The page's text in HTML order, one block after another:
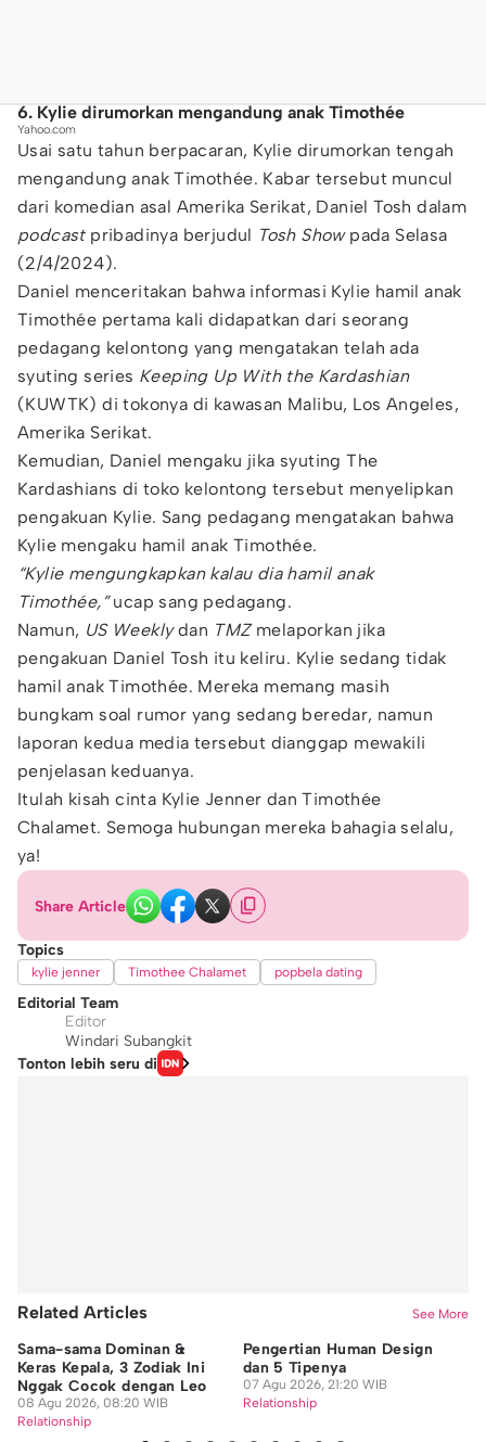
6. Kylie dirumorkan mengandung anak Timothée
Yahoo.com
Usai satu tahun berpacaran, Kylie dirumorkan tengah
mengandung anak Timothée. Kabar tersebut muncul
dari komedian asal Amerika Serikat, Daniel Tosh dalam
podcastpribadinya berjudul Tosh Showpada Selasa
(2/4/2024).
Daniel menceritakan bahwa informasi Kylie hamil anak
Timothée pertama kali didapatkan dari seorang
pedagang kelontong yang mengatakan telah ada
syuting series Keeping Up With the Kardashian
(KUWTK) di tokonya di kawasan Malibu, Los Angeles,
Amerika Serikat.
Kemudian, Daniel mengaku jika syuting The
Kardashians di toko kelontong tersebut menyelipkan
pengakuan Kylie. Sang pedagang mengatakan bahwa
Kylie mengaku hamil anak Timothée.
“Kylie mengungkapkan kalau dia hamil anak
Timothée,”ucap sang pedagang.
Namun, US Weeklydan TMZmelaporkan jika
pengakuan Daniel Tosh itu keliru. Kylie sedang tidak
hamil anak Timothée. Mereka memang masih
bungkam soal rumor yang sedang beredar, namun
laporan kedua media tersebut dianggap mewakili
penjelasan keduanya.
Itulah kisah cinta Kylie Jenner dan Timothée
Chalamet. Semoga hubungan mereka bahagia selalu,
ya!
Share Article
Topics
kylie jenner Timothee Chalamet popbela dating
Editorial Team
Editor
Windari Subangkit
Tonton lebih seru di
Related Articles See More
Sama-sama Dominan &
Keras Kepala, 3 Zodiak Ini
Nggak Cocok dengan Leo
08 Agu 2026, 08:20 WIB
Relationship
Pengertian Human Design
dan 5 Tipenya
07 Agu 2026, 21:20 WIB
Relationship